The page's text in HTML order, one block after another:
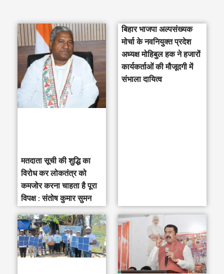
मतदाता सूची की शुद्धि का
विरोध कर लोकतंत्र को
कमजोर करना चाहता है पूरा
विपक्ष : संतोष कुमार सुमन
बिहार भाजपा अल्पसंख्यक
मोर्चा के नवनियुक्त प्रदेश
अध्यक्ष मोहिबुल हक ने हजारों
कार्यकर्ताओं की मौजूदगी में
संभाला दायित्व